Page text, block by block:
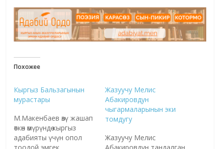
Похожее
Кыргыз Бальзагынын
мурастары
М.Макенбаев өзү жашап
өткөн өмүрүндө кыргыз
адабияты үчүн опол
Жазуучу Мелис
Абакировдун
чыгармаларынын эки
томдугу
Жазуучу Мелис